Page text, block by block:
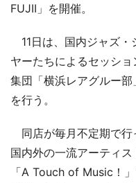
FUJII」を開催。
11日は、国内ジャズ・
ヤーたちによるセッシ
集団「横浜レアグルー
を行う。
同店が毎月不定期で行
国内外の一流アーティ
「A Touch of Music！